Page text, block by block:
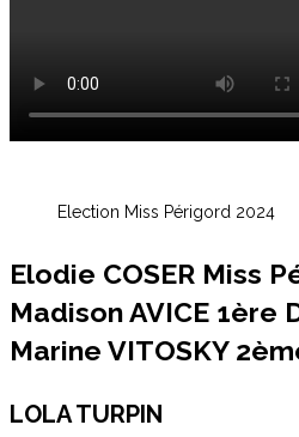
Election Miss Périgord 2024
Elodie COSER Miss
Madison AVICE 1ère
Marine VITOSKY
LOLA TURPIN